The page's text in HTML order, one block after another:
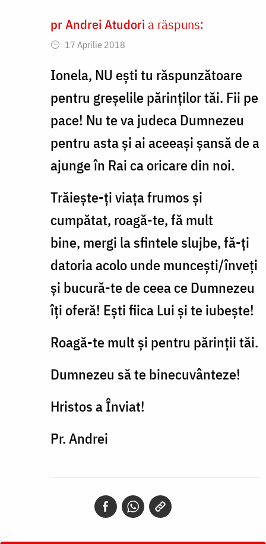
In
reply
to
Bună
ziua,
părinți
mei
sunt
by
Ionela
pr Andrei Atudori a răspuns:
17 Aprilie 2018
Ionela, NU ești tu răspunzătoare
pentru greșelile părinților tăi. Fii pe
pace! Nu te va judeca Dumnezeu
pentru asta și ai aceeași șansă de a
ajunge în Rai ca oricare din noi.
Trăiește-ți viața frumos și
cumpătat, roagă-te, fă mult
bine, mergi la sfintele slujbe, fă-ți
datoria acolo unde muncești/înveți
și bucură-te de ceea ce Dumnezeu
îți oferă! Ești fiica Lui și te iubește!
Roagă-te mult și pentru părinții tăi.
Dumnezeu să te binecuvânteze!
Hristos a Înviat!
Pr. Andrei